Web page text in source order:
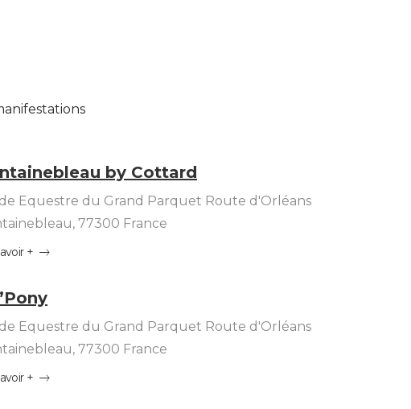
by Cottard
Equestre du Grand Parquet Route d'Orléans
, 77300 France
+
Equestre du Grand Parquet Route d'Orléans
, 77300 France
+